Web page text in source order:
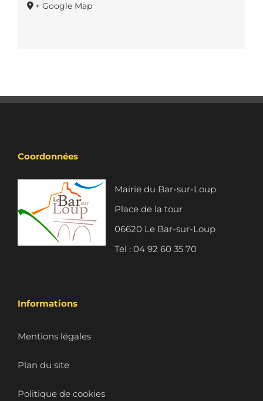
+ Google Map
Coordonnées
Mairie du Bar-sur-Loup
Place de la tour
06620 Le Bar-sur-Loup
Tel : 04 92 60 35 70
Informations
Mentions légales
Plan du site
Politique de cookies